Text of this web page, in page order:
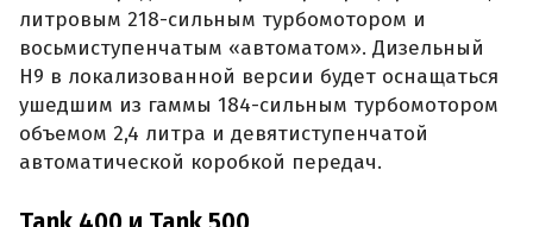
литровым 218-сильным турбомотором и
восьмиступенчатым «автоматом». Дизельный
H9 в локализованной версии будет оснащаться
ушедшим из гаммы 184-сильным турбомотором
объемом 2,4 литра и девятиступенчатой
автоматической коробкой передач.